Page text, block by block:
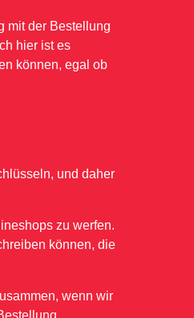
mit der Bestellung
hier ist es
können, egal ob
und daher
zu werfen.
können, die
wenn wir